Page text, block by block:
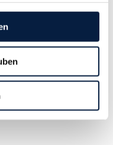
im Privatbereich ist ja
verbunden (siehe
November 2023 im